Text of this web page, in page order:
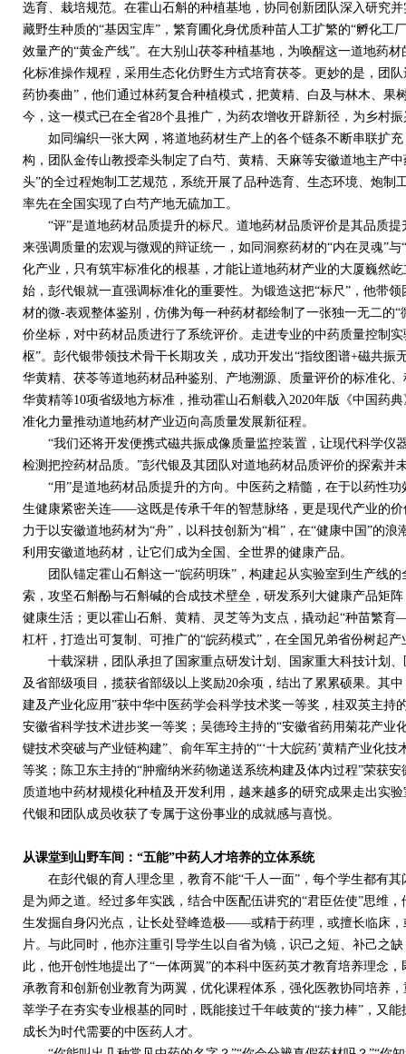
选育、栽培规范。在霍山石斛的种植基地，协同创新团队深入研究
藏野生种质的“基因宝库”，繁育圃化身优质种苗人工扩繁的“孵化工
效量产的“黄金产线”。在大别山茯苓种植基地，为唤醒这一道地药
化标准操作规程，采用生态化仿野生方式培育茯苓。更妙的是，团
药协奏曲”，他们通过林药复合种植模式，把黄精、白及与林木、果
今，这一模式已在全省28个县推广，为药农增收开辟新径，为乡村
如同编织一张大网，将道地药材生产上的各个链条不断串联扩充
构，团队金传山教授牵头制定了白芍、黄精、天麻等安徽道地主产
头”的全过程炮制工艺规范，系统开展了品种选育、生态环境、炮制
率先在全国实现了白芍产地无硫加工。
“评”是道地药材品质提升的标尺。道地药材品质评价是其品质提
来强调质量的宏观与微观的辩证统一，如同洞察药材的“内在灵魂”
化产业，只有筑牢标准化的根基，才能让道地药材产业的大厦巍然
始，彭代银就一直强调标准化的重要性。为锻造这把“标尺”，他带
材的微-表观整体鉴别，仿佛为每一种药材都绘制了一张独一无二
价坐标，对中药材品质进行了系统评价。走进专业的中药质量控制
枢”。彭代银带领技术骨干长期攻关，成功开发出“指纹图谱+磁共振
华黄精、茯苓等道地药材品种鉴别、产地溯源、质量评价的标准化
华黄精等10项省级地方标准，推动霍山石斛载入2020年版《中国药
准化力量推动道地药材产业迈向高质量发展新征程。
“我们还将开发便携式磁共振成像质量监控装置，让现代科学仪
检测把控药材品质。”彭代银及其团队对道地药材品质评价的探索并
“用”是道地药材品质提升的方向。中医药之精髓，在于以药性功
生健康紧密关连——这既是传承千年的智慧脉络，更是现代产业的
力于以安徽道地药材为“舟”，以科技创新为“楫”，在“健康中国”的
利用安徽道地药材，让它们成为全国、全世界的健康产品。
团队锚定霍山石斛这一“皖药明珠”，构建起从实验室到生产线的
索，攻坚石斛酚与石斛碱的合成技术壁垒，研发系列大健康产品矩
健康生活；更以霍山石斛、黄精、灵芝等为支点，撬动起“种苗繁
杠杆，打造出可复制、可推广的“皖药模式”，在全国兄弟省份树起产
十载深耕，团队承担了国家重点研发计划、国家重大科技计划、
及省部级项目，揽获省部级以上奖励20余项，结出了累累硕果。其
建及产业化应用”获中华中医药学会科学技术奖一等奖，桂双英主持
安徽省科学技术进步奖一等奖；吴德玲主持的“安徽省药用菊花产业
键技术突破与产业链构建”、俞年军主持的“‘十大皖药’黄精产业化
等奖；陈卫东主持的“肿瘤纳米药物递送系统构建及体内过程”荣获
质道地中药材规模化种植及开发利用，越来越多的研究成果走出实
代银和团队成员收获了专属于这份事业的成就感与喜悦。
从课堂到山野车间：“五能”中药人才培养的立体系统
在彭代银的育人理念里，教育不能“千人一面”，每个学生都有其
是为师之道。经过多年实践，结合中医配伍讲究的“君臣佐使”思维
生发掘自身闪光点，让长处登峰造极——或精于药理，或擅长临床
片。与此同时，他亦注重引导学生以自省为镜，识己之短、补己之
此，他开创性地提出了“一体两翼”的本科中医药英才教育培养理念
承教育和创新创业教育为两翼，优化课程体系，强化医教协同培养
莘学子在夯实专业根基的同时，既能接过千年岐黄的“接力棒”，又
成长为时代需要的中医药人才。